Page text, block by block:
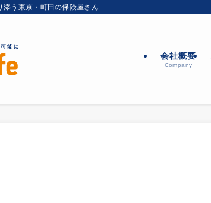
添う東京・町田の保険屋さん
会社概要
Company